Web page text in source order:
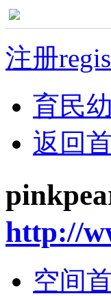
注册
育民
返回
http://
空间